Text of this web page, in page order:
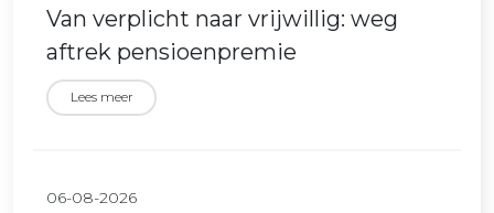
Van verplicht naar vrijwillig: weg
aftrek pensioenpremie
Lees meer
06-08-2026